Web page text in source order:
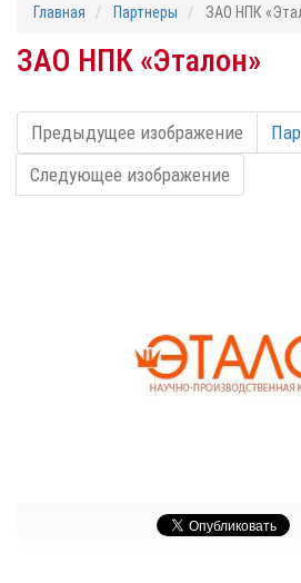
Главная Партнеры ЗАО НПК
ЗАО НПК «Эталон»
Предыдущее изображение
Следующее изображение